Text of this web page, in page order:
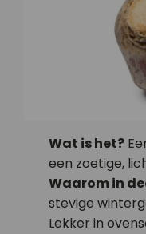
Wat is het?
een zoetige,
Waarom in
stevige
Lekker in